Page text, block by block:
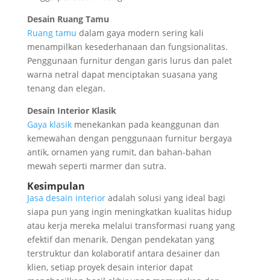
Desain Ruang Tamu
Ruang tamu dalam gaya modern sering kali
menampilkan kesederhanaan dan fungsionalitas.
Penggunaan furnitur dengan garis lurus dan palet
warna netral dapat menciptakan suasana yang
tenang dan elegan.
Desain Interior Klasik
Gaya klasikmenekankan pada keanggunan dan
kemewahan dengan penggunaan furnitur bergaya
antik, ornamen yang rumit, dan bahan-bahan
mewah seperti marmer dan sutra.
Kesimpulan
Jasa desain interioradalah solusi yang ideal bagi
siapa pun yang ingin meningkatkan kualitas hidup
atau kerja mereka melalui transformasi ruang yang
efektif dan menarik. Dengan pendekatan yang
terstruktur dan kolaboratif antara desainer dan
klien, setiap proyek desain interior dapat